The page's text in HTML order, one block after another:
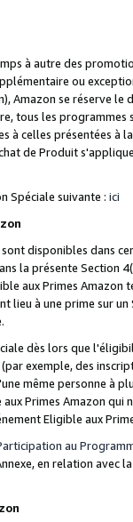
à autre des
ou
Amazon se réserve
tous les
à celles présentées à
de Produit
Spéciale suivante : ici
disponibles dans
la présente Section
aux Primes Amazon
lieu à une prime sur
dès lors que
exemple, des
même personne à
Primes Amazon qui
Eligible aux
au
en relation avec